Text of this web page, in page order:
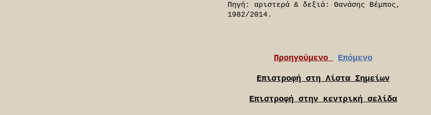
Πηγή: αριστερά & δεξιά: Θανάσης Βέμπος,
1982/2014.
Προηγούμενο Επόμενο
Επιστροφή στη Λίστα Σημείων
Επιστροφή στην κεντρική σελίδα